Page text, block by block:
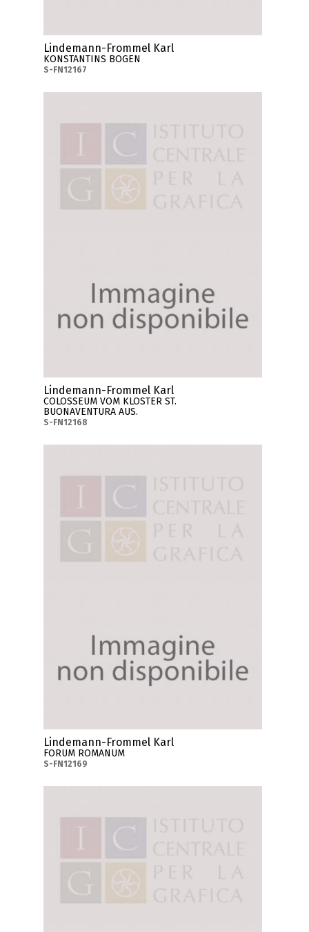
Lindemann-Frommel Karl
KONSTANTINS BOGEN
S-FN12167
Lindemann-Frommel Karl
COLOSSEUM VOM KLOSTER ST.
BUONAVENTURA AUS.
S-FN12168
Lindemann-Frommel Karl
FORUM ROMANUM
S-FN12169